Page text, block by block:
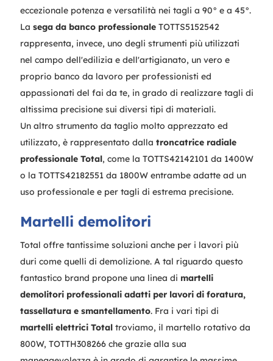
eccezionale potenza e versatilità nei tagli a 90° e a 45°.
La sega da banco professionaleTOTTS5152542
rappresenta, invece, uno degli strumenti più utilizzati
nel campo dell'edilizia e dell'artigianato, un vero e
proprio banco da lavoro per professionisti ed
appassionati del fai da te, in grado di realizzare tagli di
altissima precisione sui diversi tipi di materiali.
Un altro strumento da taglio molto apprezzato ed
utilizzato, è rappresentato dalla troncatrice radiale
professionale Total, come la TOTTS42142101 da 1400W
o la TOTTS42182551 da 1800W entrambe adatte ad un
uso professionale e per tagli di estrema precisione.
Martelli demolitori
Total offre tantissime soluzioni anche per i lavori più
duri come quelli di demolizione. A tal riguardo questo
fantastico brand propone una linea di martelli
demolitori professionali adatti per lavori di foratura,
tassellatura e smantellamento. Fra i vari tipi di
martelli elettrici Totaltroviamo, il martello rotativo da
800W, TOTTH308266 che grazie alla sua